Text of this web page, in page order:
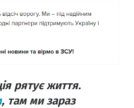
рятує життя.
, там ми зараз